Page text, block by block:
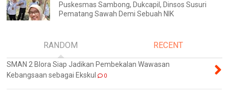
Puskesmas Sambong, Dukcapil, Dinsos Susuri
Pematang Sawah Demi Sebuah NIK
RANDOM RECENT
SMAN 2 Blora Siap Jadikan Pembekalan Wawasan
Kebangsaan sebagai Ekskul
0